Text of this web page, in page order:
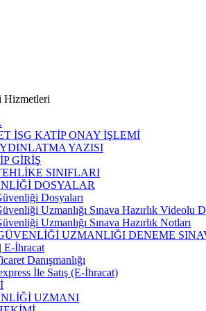
Hizmetleri
İSG KATİP ONAY İŞLEMİ
YAZISI
GİRİŞ
SINIFLARI
DOSYALAR
Dosyaları
Uzmanlığı Sınava Hazırlık Videolu
Uzmanlığı Sınava Hazırlık Notları
UZMANLIĞI DENEME
E-İhracat
Danışmanlığı
İle Satış (E-İhracat)
UZMANI